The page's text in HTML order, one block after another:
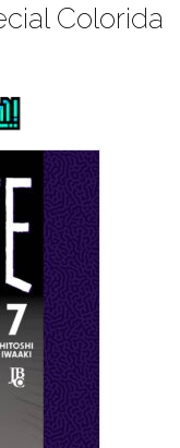
Colorida